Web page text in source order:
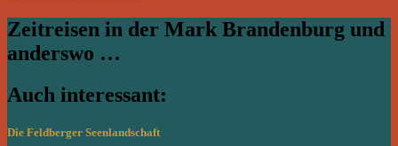
Zeitreisen in der Mark Brandenburg und
anderswo …
Auch interessant:
Die Feldberger Seenlandschaft